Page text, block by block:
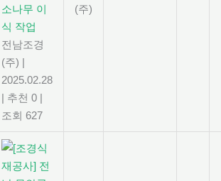
소나무 이
식 작업
전남조경
(주) |
2025.02.28
| 추천 0 |
조회 627
(주)